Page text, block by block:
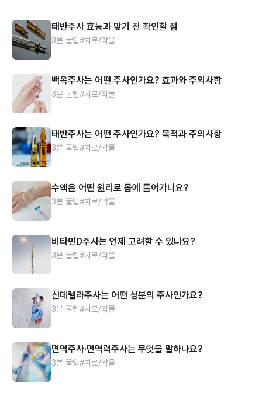
태반주사 효능과 맞기 전 확인할 점
3분 꿀팁#치료/약물
백옥주사는 어떤 주사인가요? 효과와 주의사항
3분 꿀팁#치료/약물
태반주사는 어떤 주사인가요? 목적과 주의사항
3분 꿀팁#치료/약물
수액은 어떤 원리로 몸에 들어가나요?
3분 꿀팁#치료/약물
비타민D주사는 언제 고려할 수 있나요?
3분 꿀팁#치료/약물
신데렐라주사는 어떤 성분의 주사인가요?
3분 꿀팁#치료/약물
면역주사·면역력주사는 무엇을 말하나요?
3분 꿀팁#치료/약물